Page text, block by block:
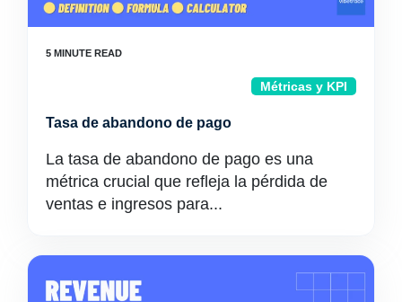
Métricas y KPI
Tasa de abandono de pago
La tasa de abandono de pago es una
métrica crucial que refleja la pérdida de
ventas e ingresos para...